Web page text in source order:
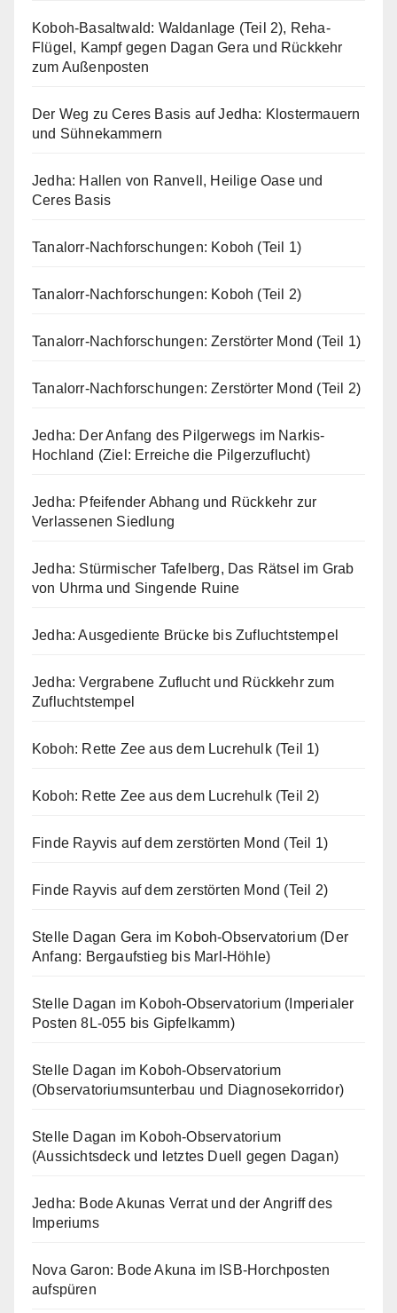
Koboh-Basaltwald: Waldanlage (Teil 2), Reha-
Flügel, Kampf gegen Dagan Gera und Rückkehr
zum Außenposten
Der Weg zu Ceres Basis auf Jedha: Klostermauern
und Sühnekammern
Jedha: Hallen von Ranvell, Heilige Oase und
Ceres Basis
Tanalorr-Nachforschungen: Koboh (Teil 1)
Tanalorr-Nachforschungen: Koboh (Teil 2)
Tanalorr-Nachforschungen: Zerstörter Mond (Teil 1)
Tanalorr-Nachforschungen: Zerstörter Mond (Teil 2)
Jedha: Der Anfang des Pilgerwegs im Narkis-
Hochland (Ziel: Erreiche die Pilgerzuflucht)
Jedha: Pfeifender Abhang und Rückkehr zur
Verlassenen Siedlung
Jedha: Stürmischer Tafelberg, Das Rätsel im Grab
von Uhrma und Singende Ruine
Jedha: Ausgediente Brücke bis Zufluchtstempel
Jedha: Vergrabene Zuflucht und Rückkehr zum
Zufluchtstempel
Koboh: Rette Zee aus dem Lucrehulk (Teil 1)
Koboh: Rette Zee aus dem Lucrehulk (Teil 2)
Finde Rayvis auf dem zerstörten Mond (Teil 1)
Finde Rayvis auf dem zerstörten Mond (Teil 2)
Stelle Dagan Gera im Koboh-Observatorium (Der
Anfang: Bergaufstieg bis Marl-Höhle)
Stelle Dagan im Koboh-Observatorium (Imperialer
Posten 8L-055 bis Gipfelkamm)
Stelle Dagan im Koboh-Observatorium
(Observatoriumsunterbau und Diagnosekorridor)
Stelle Dagan im Koboh-Observatorium
(Aussichtsdeck und letztes Duell gegen Dagan)
Jedha: Bode Akunas Verrat und der Angriff des
Imperiums
Nova Garon: Bode Akuna im ISB-Horchposten
aufspüren